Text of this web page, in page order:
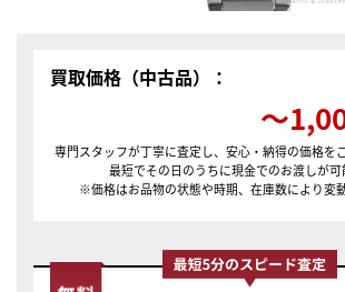
買取価格（中古品）：
〜
専門スタッフが丁寧に査定し、安心・納得の価格を
最短でその日のうちに現金でのお渡しが可
※価格はお品物の状態や時期、在庫数により変動